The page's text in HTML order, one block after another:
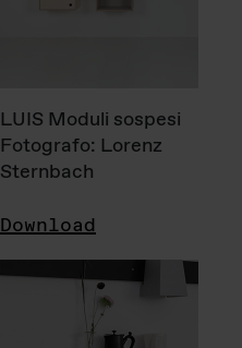
LUIS Moduli sospesi
Fotografo: Lorenz
Sternbach
Download